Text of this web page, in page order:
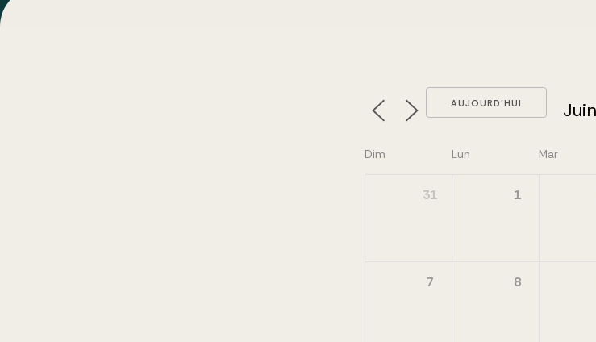
AUJOURD’HUI
Dim Lun Mar
31 1
7 8